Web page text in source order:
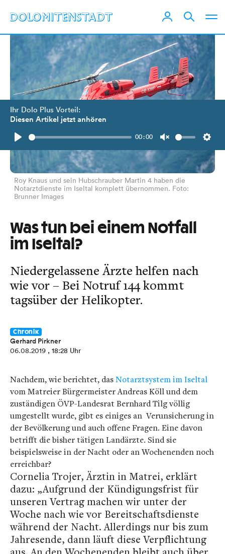
Ihr Dolo Plus Vorteil:
Diesen Artikel jetzt anhören
Play
00:00
Unmute
Roy Knaus und sein Hubschrauber Martin 4 haben die
Notarztdienste im Iseltal komplett übernommen. Foto:
Brunner Images
Was tun bei einem Notfall
im Iseltal?
Niedergelassene Ärzte helfen nach
wie vor – Bei Notruf 144 kommt
tagsüber der Helikopter.
Chronik
Gerhard Pirkner
06.08.2019 , 18:28 Uhr
Nachdem, wie berichtet, dasNotarztsystem im Iseltal
vom Matreier Bürgermeister Andreas Köll und dem
zuständigen ÖVP-Landesrat Bernhard Tilg völlig
umgestellt wurde, gibt es einiges an Verunsicherung in
der Bevölkerung und auch offene Fragen. Eine davon
betrifft die bisher tätigen Landärzte. Sind sie
beispielsweise in der Nacht oder an Wochenenden noch
erreichbar?
Cornelia Trojer, Ärztin in Matrei, erklärt
dazu: „Aufgrund der Kündigungsfrist für
unseren Vertrag machen wir unter der
Woche nach wie vor Bereitschaftsdienste
während der Nacht. Allerdings nur bis zum
Jahresende, dann läuft diese Verpflichtung